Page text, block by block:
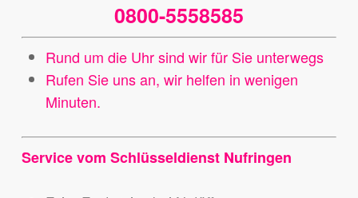
0800-5558585
Rund um die Uhr sind wir für Sie unterwegs
Rufen Sie uns an, wir helfen in wenigen
Minuten.
Service vom Schlüsseldienst Nufringen